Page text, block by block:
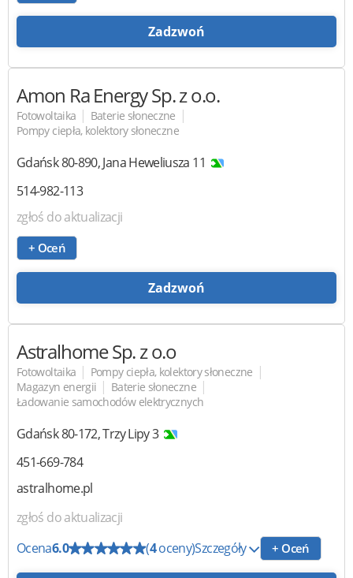
Zadzwoń
Amon Ra EnergySp. z o.o.
Fotowoltaika | Baterie słoneczne |
Pompy ciepła, kolektory słoneczne
Gdańsk80-890,Jana Heweliusza 11
514-982-113
zgłoś do aktualizacji
+ Oceń
Zadzwoń
AstralhomeSp. z o.o
Fotowoltaika | Pompy ciepła, kolektory słoneczne |
Magazyn energii | Baterie słoneczne |
Ładowanie samochodów elektrycznych
Gdańsk80-172,Trzy Lipy 3
451-669-784
astralhome.pl
zgłoś do aktualizacji
Ocena6.0 (4oceny)Szczegóły + Oceń